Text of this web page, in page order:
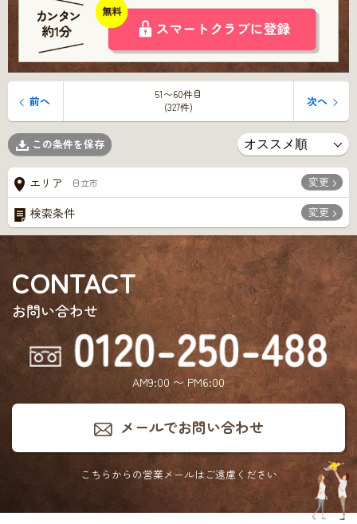
51〜60件目
(327件)
前へ 次へ
この条件を保存
エリア 日立市 変更
検索条件 変更
CONTACT
お問い合わせ
AM9:00 〜 PM6:00
メールでお問い合わせ
こちらからの営業メールはご遠慮ください